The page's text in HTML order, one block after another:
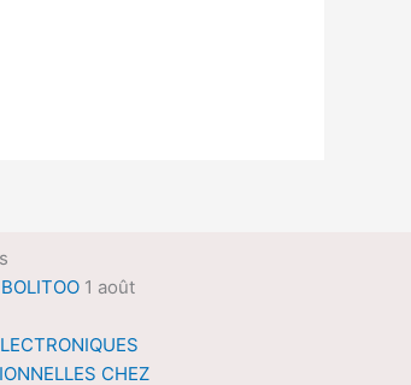
1 août
CHEZ